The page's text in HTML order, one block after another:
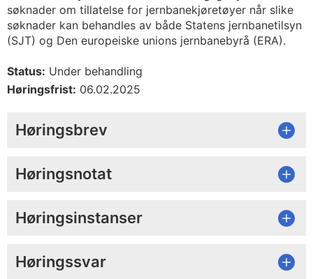
søknader om tillatelse for jernbanekjøretøyer når slike
søknader kan behandles av både Statens jernbanetilsyn
(SJT) og Den europeiske unions jernbanebyrå (ERA).
Status: Under behandling
Høringsfrist: 06.02.2025
Høringsbrev
Høringsnotat
Høringsinstanser
Høringssvar